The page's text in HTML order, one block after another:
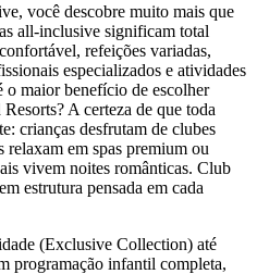
você descobre muito mais que
all-inclusive significam total
refeições variadas,
especializados e atividades
o maior benefício de escolher
A certeza de que toda
crianças desfrutam de clubes
em spas premium ou
vivem noites românticas. Club
estrutura pensada em cada
(Exclusive Collection) até
programação infantil completa,